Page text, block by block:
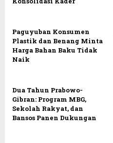
Paguyuban Konsumen
Plastik dan Benang Minta
Harga Bahan Baku Tidak
Naik
Dua Tahun Prabowo-
Gibran: Program MBG,
Sekolah Rakyat, dan
Bansos Panen Dukungan